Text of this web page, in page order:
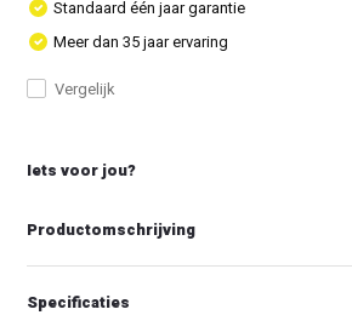
Standaard één jaar garantie
Meer dan 35 jaar ervaring
Vergelijk
Productomschrijving
Iets voor jou?
Specificaties